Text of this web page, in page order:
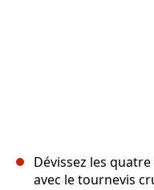
Dévissez les
avec le tournevis